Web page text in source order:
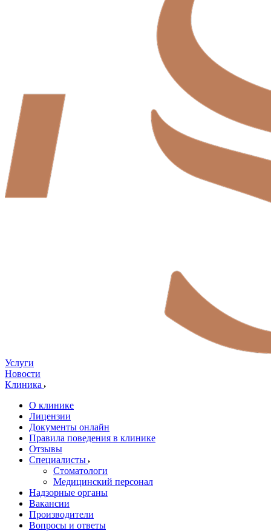
Услуги
Новости
Клиника
О клинике
Лицензии
Документы онлайн
Правила поведения в клинике
Отзывы
Специалисты
Стоматологи
Медицинский персонал
Надзорные органы
Вакансии
Производители
Вопросы и ответы